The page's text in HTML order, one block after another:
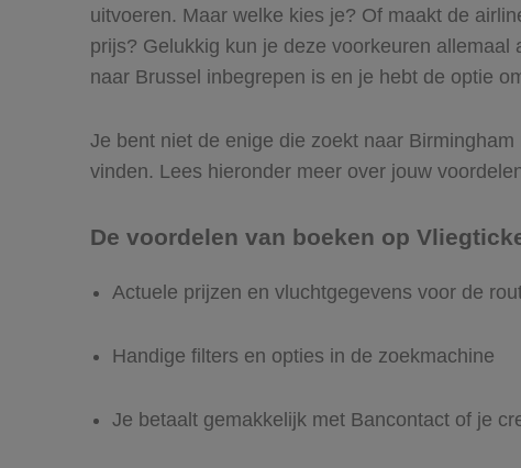
uitvoeren. Maar welke kies je? Of maakt de
prijs? Gelukkig kun je deze voorkeuren
naar Brussel inbegrepen is en je hebt de optie
Je bent niet de enige die zoekt naar
vinden. Lees hieronder meer over jouw
De voordelen van boeken op
Actuele prijzen en vluchtgegevens voor de
Handige filters en opties in de zoekmachine
Je betaalt gemakkelijk met Bancontact of je